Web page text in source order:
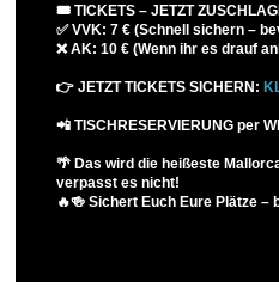
🎟 TICKETS – JETZT
✅ VVK: 7 € (Schnell sichern –
❌ AK: 10 € (Wenn ihr es drauf
👉 JETZT TICKETS SICHERN:
📲 TISCHRESERVIERUNG per
🌴 Das wird die heißeste
verpasst es nicht!
🔥🍻 Sichert Euch Eure Plätze –